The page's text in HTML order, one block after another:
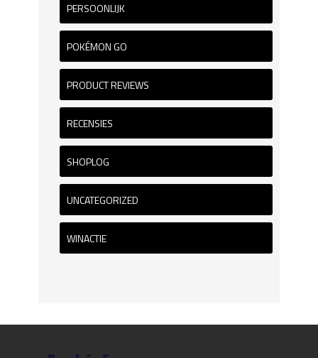
PERSOONLIJK
POKÉMON GO
PRODUCT REVIEWS
RECENSIES
SHOPLOG
UNCATEGORIZED
WINACTIE